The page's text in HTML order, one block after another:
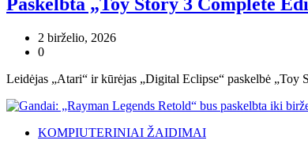
Paskelbta „Toy Story 3 Complete
2 birželio, 2026
0
Leidėjas „Atari“ ir kūrėjas „Digital Eclipse“ paskelbė
KOMPIUTERINIAI ŽAIDIMAI